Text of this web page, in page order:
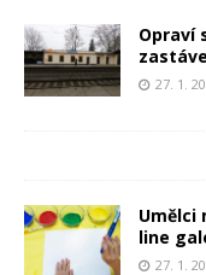
Opraví
27. 1.
Umělci
line
27. 1.